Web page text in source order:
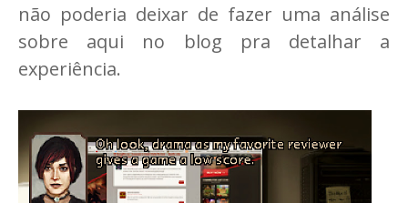
não poderia deixar de fazer uma análise
sobre aqui no blog pra detalhar a
experiência.